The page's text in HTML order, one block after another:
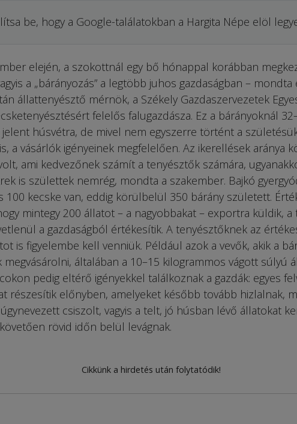
be, hogy a Google-találatokban a Hargita Népe elöl
elején, a szokottnál egy bő hónappal korábban
a „bárányozás” a legtöbb juhos gazdaságban –
állattenyésztő mérnök, a Székely Gazdaszervezetek
felelős falugazdásza. Ez a bárányoknál
húsvétra, de mivel nem egyszerre történt a
a vásárlók igényeinek megfelelően. Az ikerellések aránya
ami kedvezőnek számít a tenyésztők számára,
is születtek nemrég, mondta a szakember. Bajkó
100 kecske van, eddig körülbelül 350 bárány született.
mintegy 200 állatot – a nagyobbakat – exportra küldik,
a gazdaságból értékesítik. A tenyésztőknek az
is figyelembe kell venniük. Például azok a vevők, akik a
megvásárolni, általában a 10–15 kilogrammos vágott súlyú
pedig eltérő igényekkel találkoznak a gazdák: egyes
részesítik előnyben, amelyeket később tovább hizlalnak,
csiszolt, vagyis a telt, jó húsban lévő állatokat
rövid időn belül levágnak.
Cikkünk a hirdetés után folytatódik!